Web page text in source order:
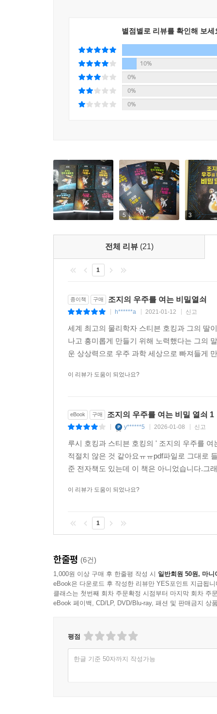
별점별로 리뷰를 확인해 보세
10%
0%
0%
0%
5 3
전체 리뷰 (21)
1
종이책 구매 조지의 우주를 여는 비밀열쇠
h******a 2021-01-12 신고
세계 최고의 물리학자 스티븐 호킹과 그의 딸
나고 흥미롭게 만들기 위해 노력했다는 그의
운 상상력으로 우주 과학 세상으로 빠져들게
이 리뷰가 도움이 되었나요?
eBook 구매 조지의 우주를 여는 비밀 열쇠 1
y******5 2026-01-08 신고
루시 호킹과 스티븐 호킹의 ' 조지의 우주를
적절치 않은 것 같아요ㅠㅠpdf파일로 그대로
준 전자책도 있는데 이 책은 아니었습니다.그
이 리뷰가 도움이 되었나요?
1
한줄평 (6건)
1,000원 이상 구매 후 한줄평 작성 시 일반회원 50원, 마니
eBook은 다운로드 후 작성한 리뷰만 YES포인트 지급됩니
클래스는 첫번째 회차 주문확정 시점부터 마지막 회차 주
eBook 페이백, CD/LP, DVD/Blu-ray, 패션 및 판매금지 상
평점
한글 기준 50자까지 작성가능